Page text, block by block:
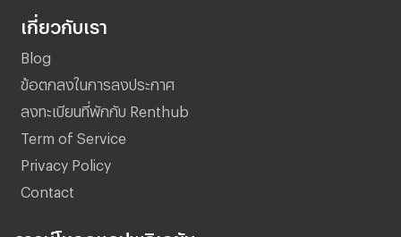
เกี่ยวกับเรา
Blog
ข้อตกลงในการลงประกาศ
ลงทะเบียนที่พักกับ Renthub
Term of Service
Privacy Policy
Contact